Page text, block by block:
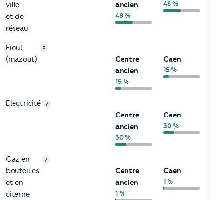
ville
et de
réseau
ancien
48 %
48 %
Fioul
(mazout)
?
Centre
ancien
15 %
Caen
15 %
Electricité ?
Centre
ancien
30 %
Caen
30 %
Gaz en
bouteilles
et en
citerne
?
Centre
ancien
1 %
Caen
1 %